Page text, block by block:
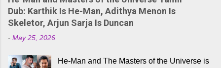
Dub: Karthik Is He-Man, Adithya Menon Is
Skeletor, Arjun Sarja Is Duncan
- May 25, 2026
He-Man and The Masters of the Universe is